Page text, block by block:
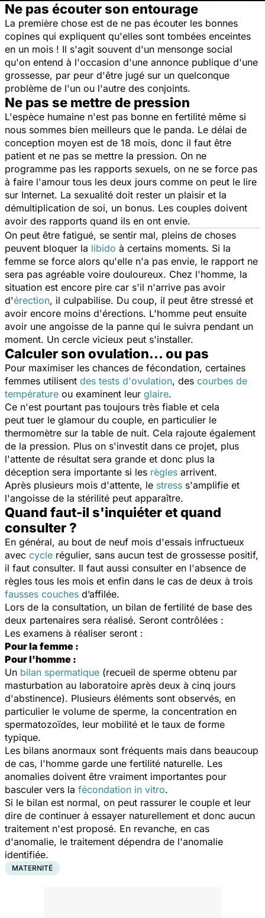
Ne pas écouter son entourage
La première chose est de ne pas écouter les bonnes
copines qui expliquent qu'elles sont tombées enceintes
en un mois ! Il s'agit souvent d'un mensonge social
qu'on entend à l'occasion d'une annonce publique d'une
grossesse, par peur d'être jugé sur un quelconque
problème de l'un ou l'autre des conjoints.
Ne pas se mettre de pression
L'espèce humaine n'est pas bonne en fertilité même si
nous sommes bien meilleurs que le panda. Le délai de
conception moyen est de 18 mois, donc il faut être
patient et ne pas se mettre la pression. On ne
programme pas les rapports sexuels, on ne se force pas
à faire l'amour tous les deux jours comme on peut le lire
sur Internet. La sexualité doit rester un plaisir et la
démultiplication de soi, un bonus. Les couples doivent
avoir des rapports quand ils en ont envie.
On peut être fatigué, se sentir mal, pleins de choses
peuvent bloquer la libido à certains moments. Si la
femme se force alors qu'elle n'a pas envie, le rapport ne
sera pas agréable voire douloureux. Chez l'homme, la
situation est encore pire car s'il n'arrive pas avoir
d'érection, il culpabilise. Du coup, il peut être stressé et
avoir encore moins d'érections. L'homme peut ensuite
avoir une angoisse de la panne qui le suivra pendant un
moment. Un cercle vicieux peut s'installer.
Calculer son ovulation... ou pas
Pour maximiser les chances de fécondation, certaines
femmes utilisent des tests d'ovulation, des courbes de
température ou examinent leur glaire.
Ce n'est pourtant pas toujours très fiable et cela
peut tuer le glamour du couple, en particulier le
thermomètre sur la table de nuit. Cela rajoute également
de la pression. Plus on s'investit dans ce projet, plus
l'attente de résultat sera grande et donc plus la
déception sera importante si les règles arrivent.
Après plusieurs mois d'attente, le stress s'amplifie et
l'angoisse de la stérilité peut apparaître.
Quand faut-il s'inquiéter et quand
consulter ?
En général, au bout de neuf mois d'essais infructueux
avec cycle régulier, sans aucun test de grossesse positif,
il faut consulter. Il faut aussi consulter en l'absence de
règles tous les mois et enfin dans le cas de deux à trois
fausses couches d’affilée.
Lors de la consultation, un bilan de fertilité de base des
deux partenaires sera réalisé. Seront contrôlées :
Les examens à réaliser seront :
Pour la femme :
Pour l'homme :
Un bilan spermatique (recueil de sperme obtenu par
masturbation au laboratoire après deux à cinq jours
d'abstinence). Plusieurs éléments sont observés, en
particulier le volume de sperme, la concentration en
spermatozoïdes, leur mobilité et le taux de forme
typique.
Les bilans anormaux sont fréquents mais dans beaucoup
de cas, l'homme garde une fertilité naturelle. Les
anomalies doivent être vraiment importantes pour
basculer vers la fécondation in vitro.
Si le bilan est normal, on peut rassurer le couple et leur
dire de continuer à essayer naturellement et donc aucun
traitement n'est proposé. En revanche, en cas
d'anomalie, le traitement dépendra de l'anomalie
identifiée.
MATERNITÉ